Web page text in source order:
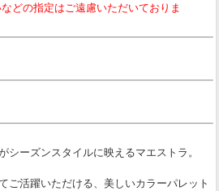
どの指定はご遠慮いただいておりま
シーズンスタイルに映えるマエストラ。
ご活躍いただける、美しいカラーパレット